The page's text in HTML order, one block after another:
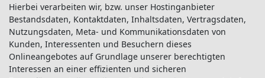
Hierbei verarbeiten wir, bzw. unser Hostinganbieter
Bestandsdaten, Kontaktdaten, Inhaltsdaten, Vertragsdaten,
Nutzungsdaten, Meta- und Kommunikationsdaten von
Kunden, Interessenten und Besuchern dieses
Onlineangebotes auf Grundlage unserer berechtigten
Interessen an einer effizienten und sicheren